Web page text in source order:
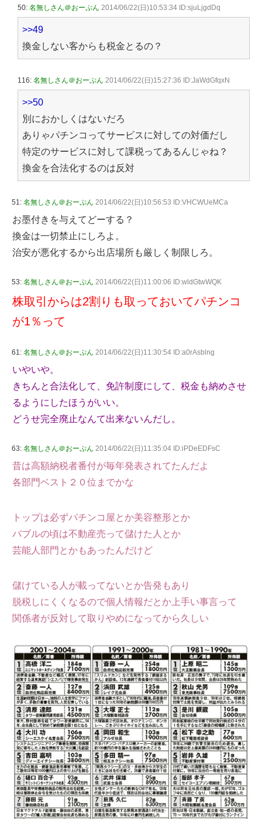
50: 名無しさん＠おーぷん 2014/06/22(日)10:53:34 ID:sjuLjgdDq
>>49
換金しない客からも税金とるの？
116: 名無しさん＠おーぷん 2014/06/22(日)15:27:36 ID:JaWdGfqxN
>>50
別におかしくはないだろ
ありゃパチンコってサービスに対しての対価だし
特定のサービスに対して課税ってあるんじゃね？
換金を合法化するのは反対
51: 名無しさん＠おーぷん 2014/06/22(日)10:56:53 ID:VHCWUeMCa
お墨付きを与えてどーする？
換金は一切禁止にしろよ。
治安が悪化するから出店場所も厳しく制限しろ。
53: 名無しさん＠おーぷん 2014/06/22(日)11:00:06 ID:wldGtwWQK
株取引からは2割りも取っておいてパチンコ
が1％って
61: 名無しさん＠おーぷん 2014/06/22(日)11:30:54 ID:a0rAsblng
いやいや。
きちんと合法化して、免許制度にして、税金も納めさせ
るようにしたほうがいい。
どうせ完全廃止なんて出来ないんだし。
63: 名無しさん＠おーぷん 2014/06/22(日)11:35:04 ID:iPDeEDFsC
昔は高額納税者番付が毎年発表されてたんだよ
各部門ベスト２０位までかな
トップは必ずパチンコ屋とか美容整形とか
バブルの頃は不動産売って儲けた人とか
芸能人部門とかもあったんだけど
儲けている人が載ってないとか告発もあり
脱税しにくくなるので個人情報だとか上手い事言って
関係者が反対して取りやめになってから久しい